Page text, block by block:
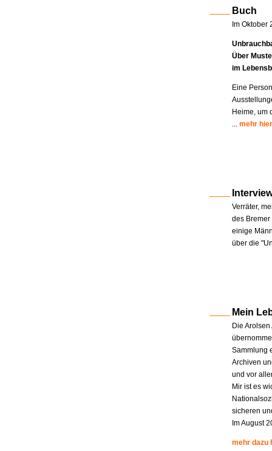
Buch
Im Oktober
Über
im
Eine
Heime, um
... mehr hier
Verräter,
des
einige
über die
Mein
Die
Sammlung
Archiven
und vor
Mir ist es
sicheren
Im August
mehr dazu